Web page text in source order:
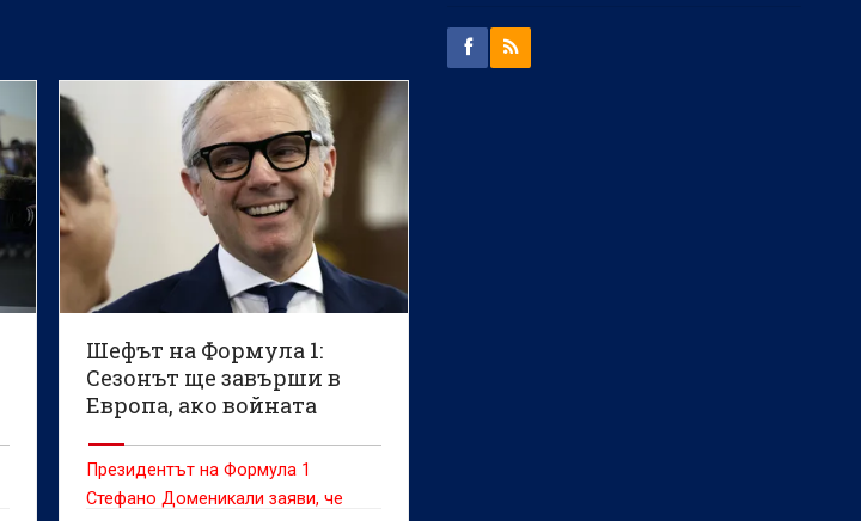
Шефът на Формула 1:
Сезонът ще завърши в
Европа, ако войната
Президентът на Формула 1
Стефано Доменикали заяви, че